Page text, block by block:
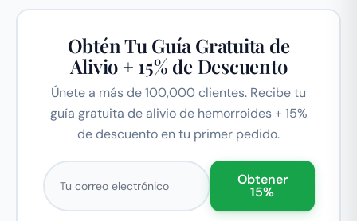
Obtén Tu Guía Gratuita de
Alivio + 15% de Descuento
Únete a más de 100,000 clientes. Recibe tu
guía gratuita de alivio de hemorroides + 15%
de descuento en tu primer pedido.
Correo electrónico
Obtener
15%